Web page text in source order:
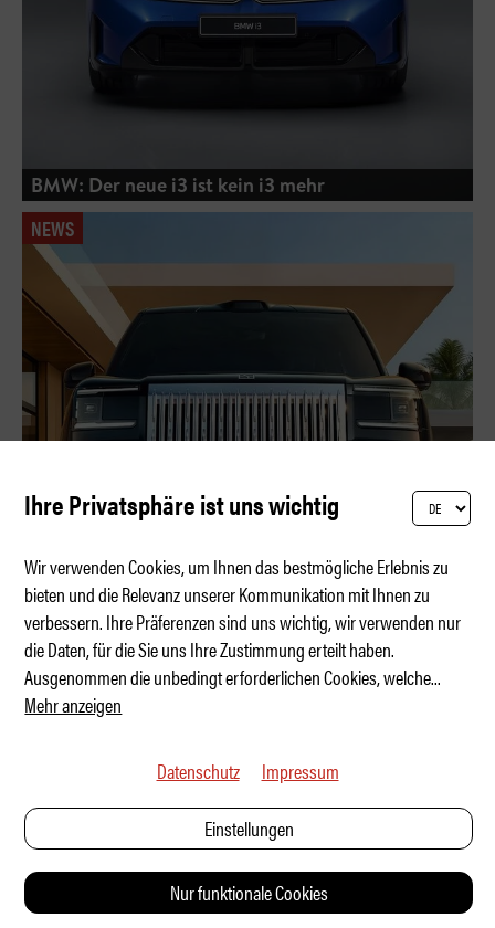
BMW: Der neue i3 ist kein i3 mehr
NEWS
Zeekr 9X – 900 Volt ist das neue Mass
Ihre Privatsphäre ist uns wichtig
Wir verwenden Cookies, um Ihnen das bestmögliche Erlebnis zu
bieten und die Relevanz unserer Kommunikation mit Ihnen zu
verbessern. Ihre Präferenzen sind uns wichtig, wir verwenden nur
die Daten, für die Sie uns Ihre Zustimmung erteilt haben.
Ausgenommen die unbedingt erforderlichen Cookies, welche...
Mehr anzeigen
Datenschutz Impressum
Einstellungen
Nur funktionale Cookies